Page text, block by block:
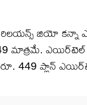
జియో కన్నా
మాత్రమే. ఎయిర్‌టెల్
449 ప్లాన్